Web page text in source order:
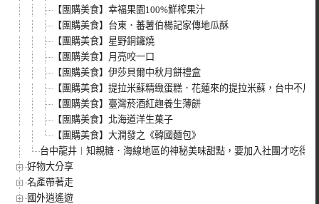
【團購美食】幸福果園100%鮮榨果汁
【團購美食】台東．蕃薯伯楊記家傳地瓜酥
【團購美食】星野銅鑼燒
【團購美食】月亮咬一口
【團購美食】伊莎貝爾中秋月餅禮盒
【團購美食】提拉米蘇精緻蛋糕．花蓮來的提拉米蘇，台中不用
【團購美食】臺灣菸酒紅趜養生薄餅
【團購美食】北海道洋生菓子
【團購美食】大潤發之《韓國麵包》
台中龍井︱知親糖．海線地區的神秘美味甜點，要加入社團才吃得
好物大分享
名產帶著走
國外逍遙遊